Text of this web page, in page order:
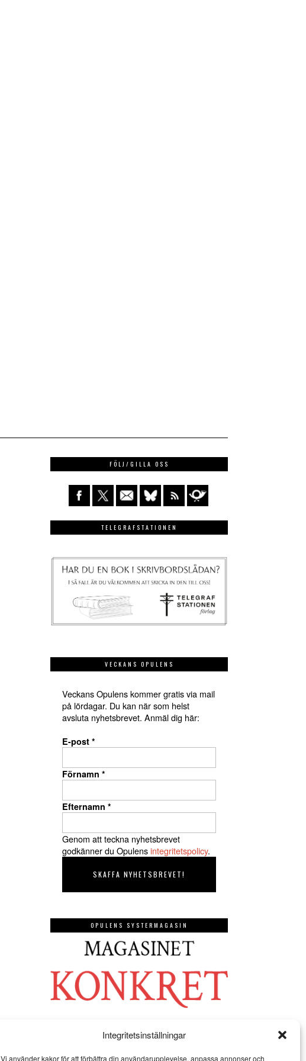
Integritetsinställningar
Vi använder kakor för att förbättra din användarupplevelse, anpassa annonser och
FÖLJ/GILLA OSS
TELEGRAFSTATIONEN
VECKANS OPULENS
Veckans Opulens kommer gratis via mail
på lördagar. Du kan när som helst
avsluta nyhetsbrevet. Anmäl dig här:
E-post *
Förnamn *
Efternamn *
Genom att teckna nyhetsbrevet
godkänner du Opulensintegritetspolicy.
OPULENS SYSTERMAGASIN